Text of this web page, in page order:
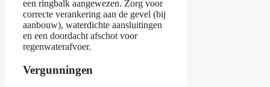
een ringbalk aangewezen. Zorg voor
correcte verankering aan de gevel (bij
aanbouw), waterdichte aansluitingen
en een doordacht afschot voor
regenwaterafvoer.
Vergunningen